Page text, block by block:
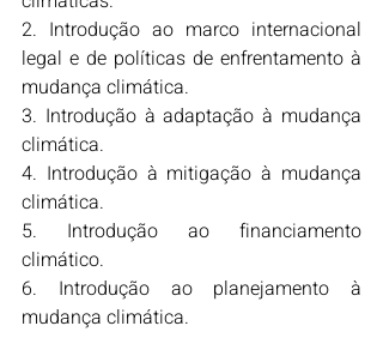
2. Introdução ao marco internacional
legal e de políticas de enfrentamento à
mudança climática.
3. Introdução à adaptação à mudança
climática.
4. Introdução à mitigação à mudança
climática.
5. Introdução ao financiamento
climático.
6. Introdução ao planejamento à
mudança climática.